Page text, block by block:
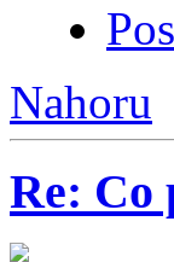
Nahoru
Re: Co